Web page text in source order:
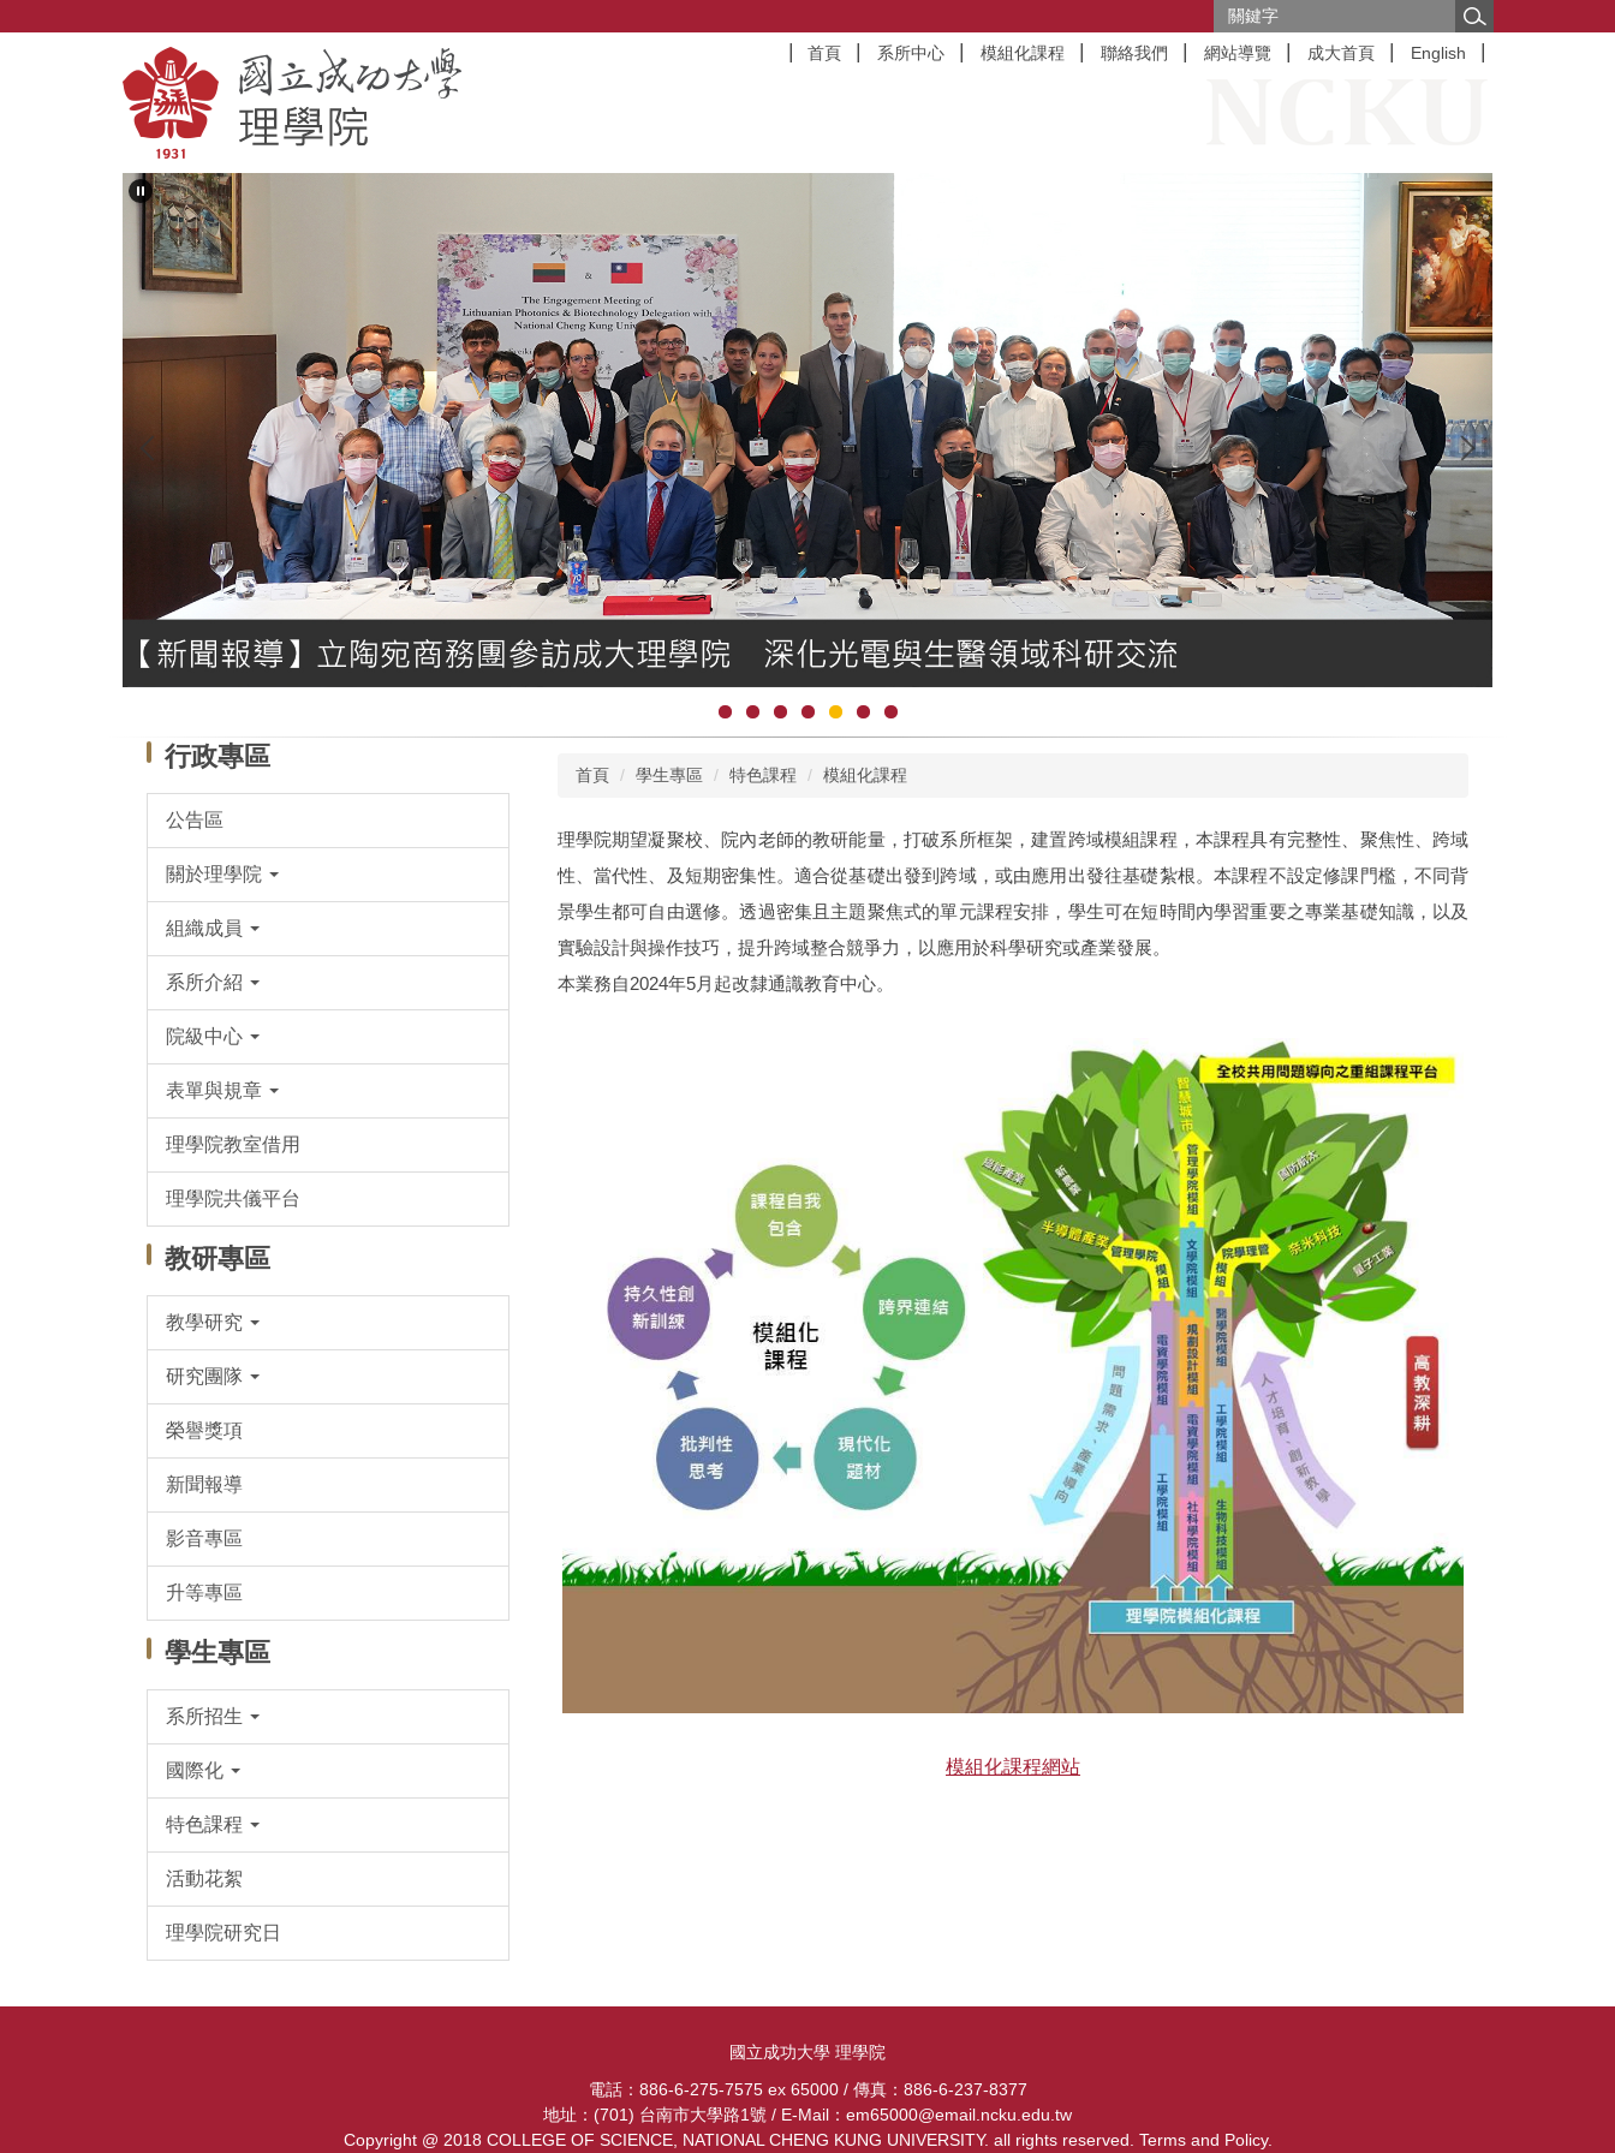
首頁 系所中心 模組化課程 聯絡我們 網站導覽 成大首頁 English
行政專區
公告區
關於理學院
組織成員
系所介紹
院級中心
表單與規章
理學院教室借用
理學院共儀平台
教研專區
教學研究
研究團隊
榮譽獎項
新聞報導
影音專區
升等專區
學生專區
系所招生
國際化
特色課程
活動花絮
理學院研究日
首頁 學生專區 特色課程 模組化課程
理學院期望凝聚校、院內老師的教研能量，打破系所框架，建置跨域模組課程，本課程具有完整性、聚焦性、跨域
性、當代性、及短期密集性。適合從基礎出發到跨域，或由應用出發往基礎紮根。本課程不設定修課門檻，不同背
景學生都可自由選修。透過密集且主題聚焦式的單元課程安排，學生可在短時間內學習重要之專業基礎知識，以及
實驗設計與操作技巧，提升跨域整合競爭力，以應用於科學研究或產業發展。
本業務自2024年5月起改隸通識教育中心。
模組化課程網站
國立成功大學 理學院
電話：886-6-275-7575 ex 65000 / 傳真：886-6-237-8377
地址：(701) 台南市大學路1號 / E-Mail：em65000@email.ncku.edu.tw
Copyright @ 2018 COLLEGE OF SCIENCE, NATIONAL CHENG KUNG UNIVERSITY. all rights reserved. Terms and Policy.